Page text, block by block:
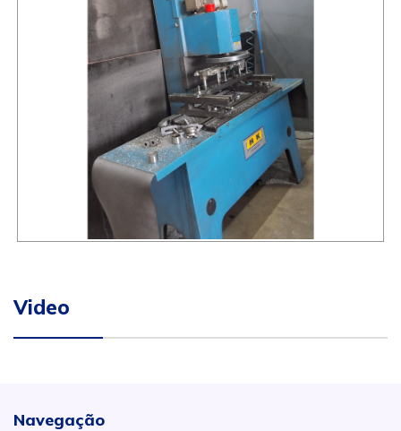
Video
Navegação